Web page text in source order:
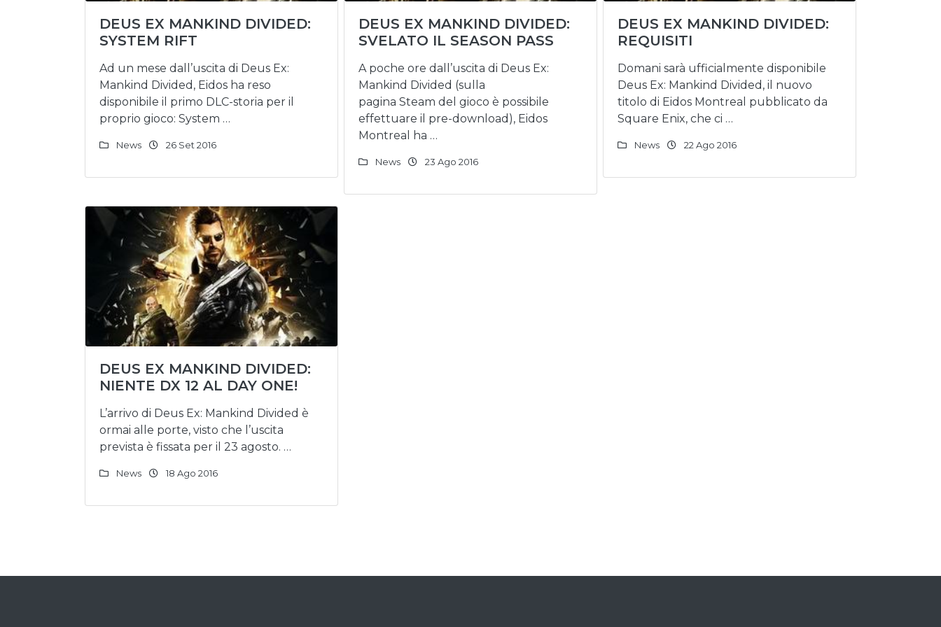
DEUS EX MANKIND DIVIDED:
SYSTEM RIFT
Ad un mese dall’uscita di Deus Ex:
Mankind Divided, Eidos ha reso
disponibile il primo DLC-storia per il
proprio gioco: System …
News 26 Set 2016
DEUS EX MANKIND DIVIDED:
SVELATO IL SEASON PASS
A poche ore dall’uscita di Deus Ex:
Mankind Divided (sulla
pagina Steam del gioco è possibile
effettuare il pre-download), Eidos
Montreal ha …
News 23 Ago 2016
DEUS EX MANKIND DIVIDED:
REQUISITI
Domani sarà ufficialmente disponibile
Deus Ex: Mankind Divided, il nuovo
titolo di Eidos Montreal pubblicato da
Square Enix, che ci …
News 22 Ago 2016
DEUS EX MANKIND DIVIDED:
NIENTE DX 12 AL DAY ONE!
L’arrivo di Deus Ex: Mankind Divided è
ormai alle porte, visto che l’uscita
prevista è fissata per il 23 agosto. …
News 18 Ago 2016